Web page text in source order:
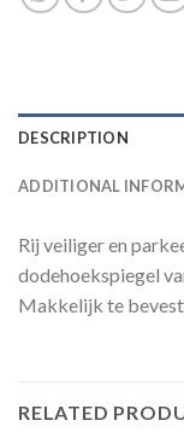
DESCRIPTION
ADDITIONAL
Rij veiliger en
dodehoekspiegel
Makkelijk te
RELATED